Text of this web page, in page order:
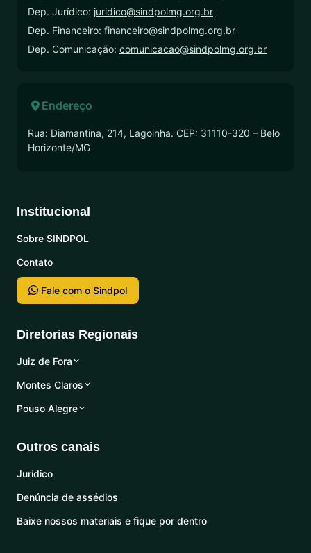
Dep. Jurídico: juridico@sindpolmg.org.br
Dep. Financeiro: financeiro@sindpolmg.org.br
Dep. Comunicação: comunicacao@sindpolmg.org.br
Endereço
Rua: Diamantina, 214, Lagoinha. CEP: 31110-320 – Belo
Horizonte/MG
Institucional
Sobre SINDPOL
Contato
Fale com o Sindpol
Diretorias Regionais
Juiz de Fora
Montes Claros
Pouso Alegre
Outros canais
Jurídico
Denúncia de assédios
Baixe nossos materiais e fique por dentro